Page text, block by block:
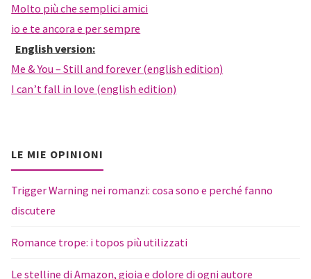
Molto più che semplici amici
io e te ancora e per sempre
English version:
Me & You – Still and forever (english edition)
I can’t fall in love (english edition)
LE MIE OPINIONI
Trigger Warning nei romanzi: cosa sono e perché fanno
discutere
Romance trope: i topos più utilizzati
Le stelline di Amazon, gioia e dolore di ogni autore